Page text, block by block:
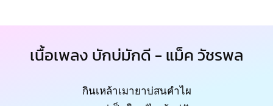
เนื้อเพลง บักบ่มักดี - แม็ค วัชรพล
กินเหล้าเมายาบ่สนคำไผ